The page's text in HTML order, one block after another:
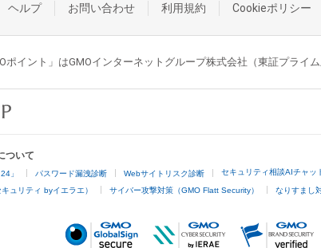
ヘルプ お問い合わせ 利用規約 Cookieポリシー
ポイント」はGMOインターネットグループ株式会社（東証プライ
ついて
」 パスワード漏洩診断 Webサイトリスク診断 セキュリティ相談AIチャッ
ュリティ byイエラエ） サイバー攻撃対策（GMO Flatt Security） なりすまし